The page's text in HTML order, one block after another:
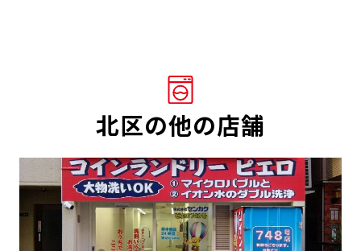
北区の他の店舗